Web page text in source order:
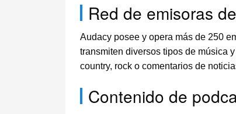
Red de emisoras
Audacy posee y opera más de 250
transmiten diversos tipos de música
country, rock o comentarios de
Contenido de